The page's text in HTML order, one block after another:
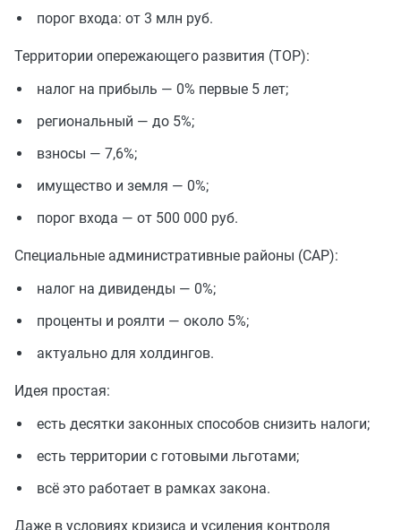
порог входа: от 3 млн руб.
Территории опережающего развития (ТОР):
налог на прибыль — 0% первые 5 лет;
региональный — до 5%;
взносы — 7,6%;
имущество и земля — 0%;
порог входа — от 500 000 руб.
Специальные административные районы (САР):
налог на дивиденды — 0%;
проценты и роялти — около 5%;
актуально для холдингов.
Идея простая:
есть десятки законных способов снизить налоги;
есть территории с готовыми льготами;
всё это работает в рамках закона.
Даже в условиях кризиса и усиления контроля